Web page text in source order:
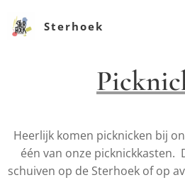
Sterhoek
Heerlijk komen picknicken bij
één van onze picknickkasten.
schuiven op de Sterhoek of op